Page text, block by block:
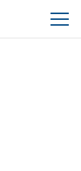
Toggle